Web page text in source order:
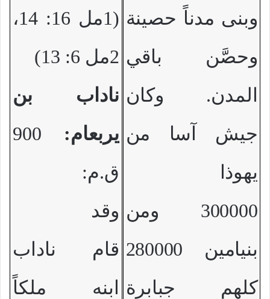
وبنى مدناً حصينة
وحصَّن باقي
المدن. وكان
جيش آسا من
يهوذا
300000 ومن
بنيامين 280000
كلهم جبابرة
(1مل 16: 14،
2مل 6: 13)
ناداب بن
يربعام: 900
ق.م:
وقد
قام ناداب
ابنه ملكاً